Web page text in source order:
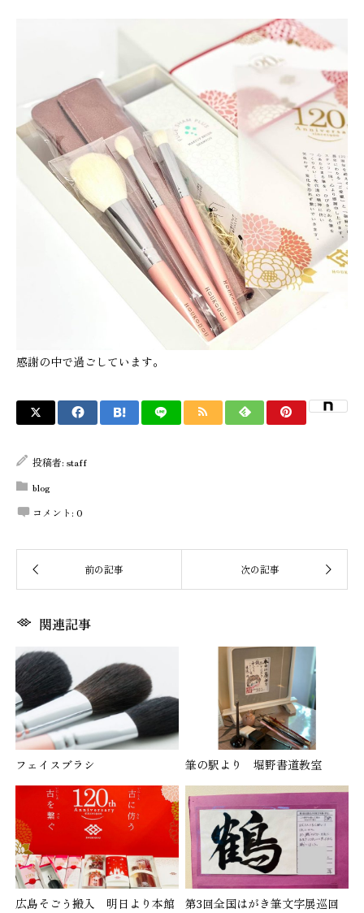
感謝の中で過ごしています。
投稿者: staff
blog
コメント: 0
関連記事
フェイスブラシ 筆の駅より 堀野書道教室
広島そごう搬入 明日より本館
第3回全国はがき筆文字展巡回